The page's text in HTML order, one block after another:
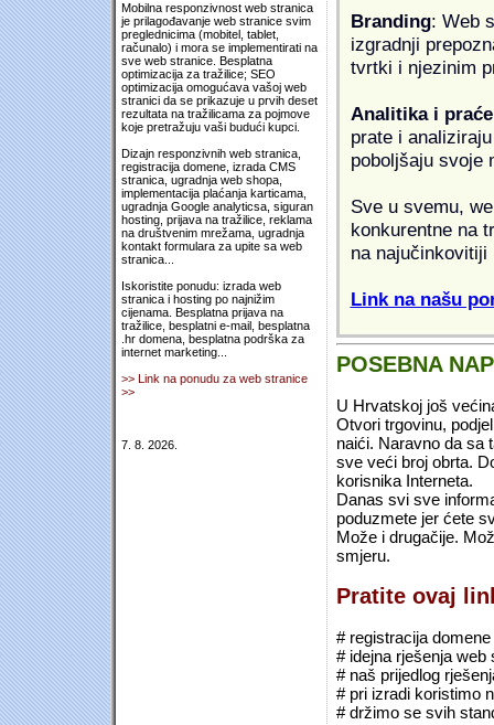
Mobilna responzivnost web stranica
je prilagođavanje web stranice svim
preglednicima (mobitel, tablet,
računalo) i mora se implementirati na
sve web stranice. Besplatna
optimizacija za tražilice; SEO
optimizacija omogućava vašoj web
stranici da se prikazuje u prvih deset
rezultata na tražilicama za pojmove
koje pretražuju vaši budući kupci.
Dizajn responzivnih web stranica,
registracija domene, izrada CMS
stranica, ugradnja web shopa,
implementacija plaćanja karticama,
ugradnja Google analyticsa, siguran
hosting, prijava na tražilice, reklama
na društvenim mrežama, ugradnja
kontakt formulara za upite sa web
stranica...
Iskoristite ponudu: izrada web
stranica i hosting po najnižim
cijenama. Besplatna prijava na
tražilice, besplatni e-mail, besplatna
.hr domena, besplatna podrška za
internet marketing...
>> Link na ponudu za web stranice
>>
7. 8. 2026.
Branding: Web
izgradnji
tvrtki i njezinim
Analitika i
prate i
poboljšaju svoje
Sve u svemu,
konkurentne na
na najučinkovitiji
Link na našu
POSEBNA
U Hrvatskoj još
Otvori trgovinu,
naići. Naravno da sa
sve veći broj obrta.
korisnika Interneta.
Danas svi sve
poduzmete jer ćete
Može i drugačije.
smjeru.
Pratite ovaj
# registracija
# idejna rješenja web
# naš prijedlog
# pri izradi koristimo
# držimo se svih